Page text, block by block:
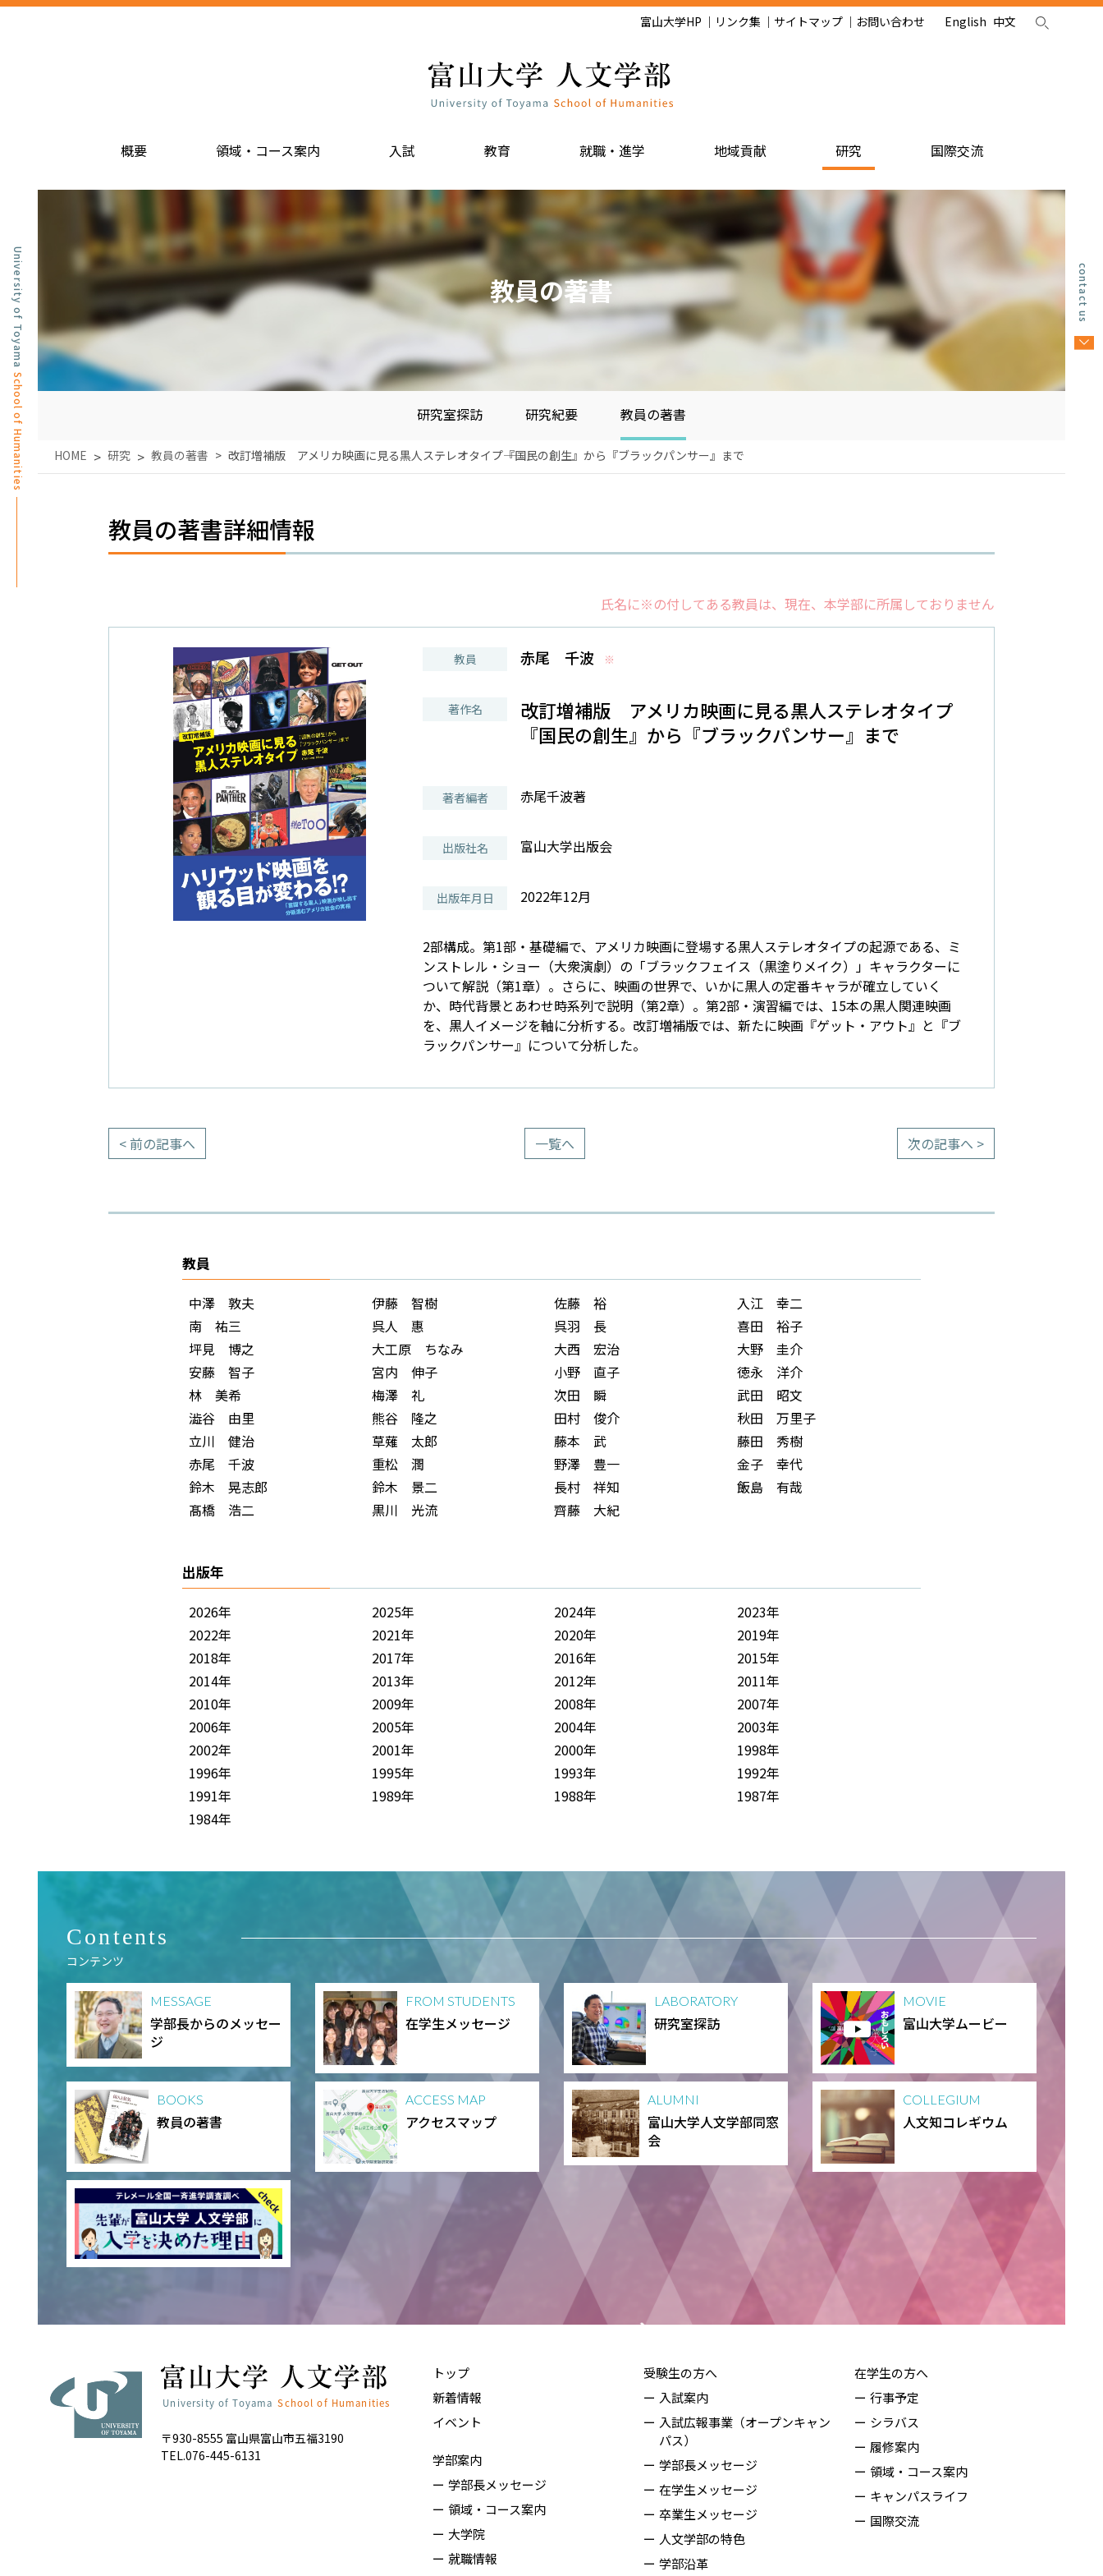
富山大学HP リンク集 サイトマップ お問い合わせ English 中文
概要 領域・コース案内 入試 教育 就職・進学 地域貢献 研究 国際交流
教員の著書
研究室探訪 研究紀要 教員の著書
HOME 研究 教員の著書 改訂増補版 アメリカ映画に見る黒人ステレオタイプ――『国民の創生』から『ブラックパンサー』まで
教員の著書詳細情報
氏名に※の付してある教員は、現在、本学部に所属しておりません
教員 赤尾 千波 ※
著作名
改訂増補版 アメリカ映画に見る黒人ステレオタイプ
――『国民の創生』から『ブラックパンサー』まで
著者編者 赤尾千波著
出版社名 富山大学出版会
出版年月日 2022年12月
2部構成。第1部・基礎編で、アメリカ映画に登場する黒人ステレオタイプの起源である、ミ
ンストレル・ショー（大衆演劇）の「ブラックフェイス（黒塗りメイク）」キャラクターに
ついて解説（第1章）。さらに、映画の世界で、いかに黒人の定番キャラが確立していく
か、時代背景とあわせ時系列で説明（第2章）。第2部・演習編では、15本の黒人関連映画
を、黒人イメージを軸に分析する。改訂増補版では、新たに映画『ゲット・アウト』と『ブ
ラックパンサー』について分析した。
< 前の記事へ 一覧へ 次の記事へ >
教員
中澤 敦夫 伊藤 智樹 佐藤 裕
入江 幸二
南 祐三
呉人 惠 呉羽 長
喜田 裕子
坪見 博之
大工原 ちなみ 大西 宏治
大野 圭介
安藤 智子
宮内 伸子 小野 直子
徳永 洋介
林 美希
梅澤 礼 次田 瞬
武田 昭文
澁谷 由里
熊谷 隆之 田村 俊介
秋田 万里子
立川 健治
草薙 太郎 藤本 武
藤田 秀樹
赤尾 千波
重松 潤 野澤 豊一
金子 幸代
鈴木 晃志郎
鈴木 景二 長村 祥知
飯島 有哉
髙橋 浩二
黒川 光流 齊藤 大紀
出版年
2026年 2025年 2024年
2023年
2022年
2021年 2020年
2019年
2018年
2017年 2016年
2015年
2014年
2013年 2012年
2011年
2010年
2009年 2008年
2007年
2006年
2005年 2004年
2003年
2002年
2001年 2000年
1998年
1996年
1995年 1993年
1992年
1991年
1989年 1988年
1987年
1984年
Contents
コンテンツ
MESSAGE
学部長からのメッセー
ジ
FROM STUDENTS
在学生メッセージ
LABORATORY
研究室探訪
MOVIE
富山大学ムービー
BOOKS
教員の著書
ACCESS MAP
アクセスマップ
ALUMNI
富山大学人文学部同窓
会
COLLEGIUM
人文知コレギウム
University of Toyama
School of Humanities
contact us
トップ
新着情報
イベント
学部案内
学部長メッセージ
領域・コース案内
大学院
就職情報
受験生の方へ
入試案内
入試広報事業（オープンキャン
パス）
学部長メッセージ
在学生メッセージ
卒業生メッセージ
人文学部の特色
学部沿革
在学生の方へ
行事予定
シラバス
履修案内
領域・コース案内
キャンパスライフ
国際交流
〒930-8555 富山県富山市五福3190
TEL.076-445-6131